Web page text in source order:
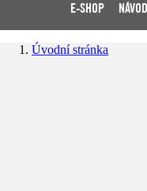
E-SHOP
Úvodní stránka